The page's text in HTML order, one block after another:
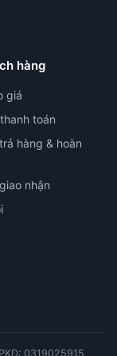
hàng
giá
toán
hàng & hoàn
nhận
0319025915